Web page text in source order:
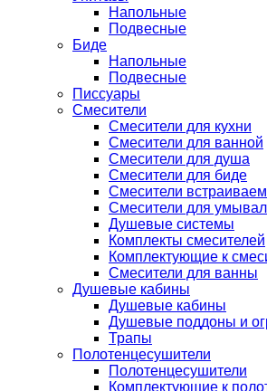
Напольные
Подвесные
Биде
Напольные
Подвесные
Писсуары
Смесители
Смесители для кухни
Смесители для ванной
Смесители для душа
Смесители для биде
Смесители
Смесители для
Душевые системы
Комплекты смесителей
Комплектующие к
Смесители для ванны
Душевые кабины
Душевые кабины
Душевые поддоны и
Трапы
Полотенцесушители
Полотенцесушители
Комплектующие к